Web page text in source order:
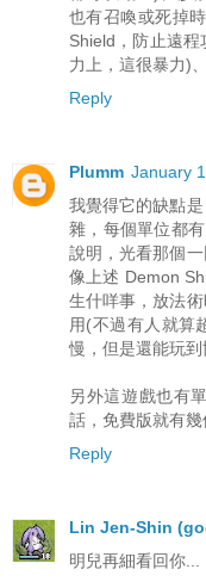
也有召喚或死掉
Shield，防止遠
力上，這很暴力)
Reply
Plumm January
我覺得它的缺點
雜，每個單位都
說明，光看那個
像上述 Demon
生什咩事，放法
用(不過有人就算
慢，但是還能玩到
另外這遊戲也有
話，免費版就有幾
Reply
Lin Jen-Shin
明兒再細看回你...